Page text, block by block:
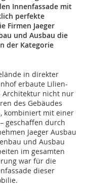
Innenfassade mit
perfekte
Firmen Jaeger
und Ausbau die
der Kategorie
in direkter
erbaute Lilien-
Architektur nicht nur
des Gebäudes
kombiniert mit einer
geschaffen durch
Jaeger Ausbau
und Ausbau
im gesamten
war für die
dieser